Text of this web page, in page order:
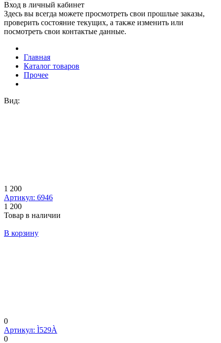
Вход в личный кабинет
Здесь вы всегда можете просмотреть свои прошлые заказы,
проверить состояние текущих, а также изменить или
посмотреть свои контактые данные.
Главная
Каталог товаров
Прочее
Вид:
1 200
Артикул: 6946
1 200
Товар в наличии
В корзину
0
Артикул: Ì529À
0